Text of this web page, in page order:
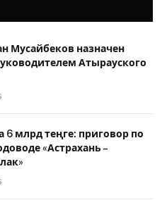
Мусайбеков назначен
Атырауского
6 млрд теңге: приговор по
«Астрахань –